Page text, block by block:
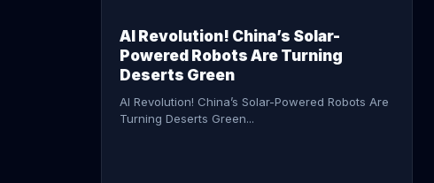
AI Revolution! China’s Solar-
Powered Robots Are Turning
Deserts Green
AI Revolution! China’s Solar-Powered Robots Are
Turning Deserts Green...